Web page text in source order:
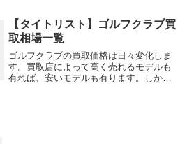
買取価格は2016...
【タイトリスト】ゴルフクラブ買
取相場一覧
ゴルフクラブの買取価格は日々変化しま
す。買取店によって高く売れるモデルも
有れば、安いモデルも有ります。しかし